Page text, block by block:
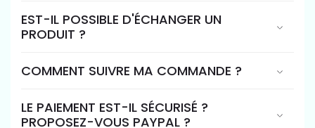
EST-IL POSSIBLE D'ÉCHANGER UN
PRODUIT ?
COMMENT SUIVRE MA COMMANDE ?
LE PAIEMENT EST-IL SÉCURISÉ ?
PROPOSEZ-VOUS PAYPAL ?